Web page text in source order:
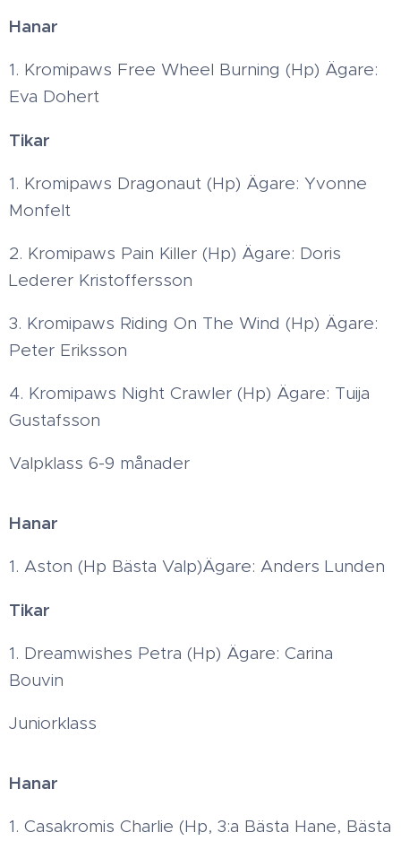
Hanar
1. Kromipaws Free Wheel Burning (Hp) Ägare:
Eva Dohert
Tikar
1. Kromipaws Dragonaut (Hp) Ägare: Yvonne
Monfelt
2. Kromipaws Pain Killer (Hp) Ägare: Doris
Lederer Kristoffersson
3. Kromipaws Riding On The Wind (Hp) Ägare:
Peter Eriksson
4. Kromipaws Night Crawler (Hp) Ägare: Tuija
Gustafsson
Valpklass 6-9 månader
Hanar
1. Aston (Hp Bästa Valp)Ägare: Anders Lunden
Tikar
1. Dreamwishes Petra (Hp) Ägare: Carina
Bouvin
Juniorklass
Hanar
1. Casakromis Charlie (Hp, 3:a Bästa Hane, Bästa